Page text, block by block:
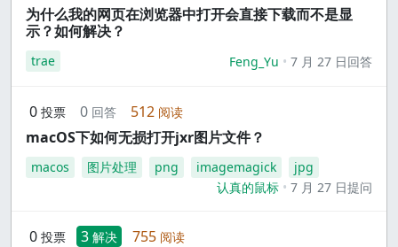
为什么我的网页在浏览器中打开会直接下载而不是显
示？如何解决？
trae Feng_Yu 7 月 27 日回答
0 投票 0 回答 512 阅读
macOS下如何无损打开jxr图片文件？
macos 图片处理 png imagemagick
jpg
认真的鼠标
7 月 27 日提问
0 投票 3 解决 755 阅读